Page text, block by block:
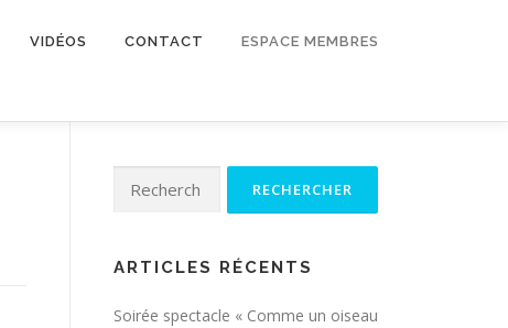
VIDÉOS CONTACT ESPACE MEMBRES
ARTICLES RÉCENTS
Soirée spectacle « Comme un oiseau